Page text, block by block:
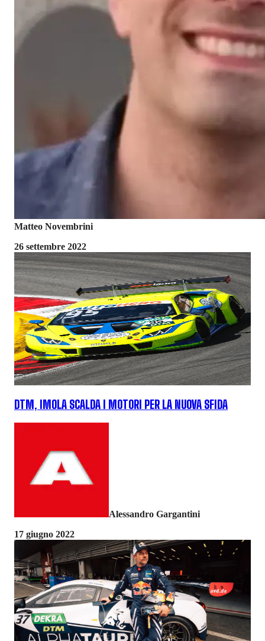
Matteo Novembrini
26 settembre 2022
DTM, IMOLA SCALDA I MOTORI PER LA NUOVA SFIDA
Alessandro Gargantini
17 giugno 2022